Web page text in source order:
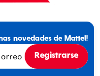
novedades de Mattel!
electrónico
Registrarse